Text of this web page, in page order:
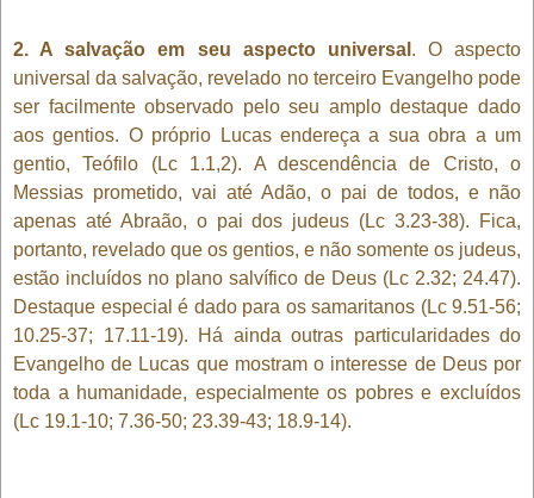
2. A salvação em seu aspecto universal . O aspecto
universal da salvação, revelado no terceiro Evangelho pode
ser facilmente observado pelo seu amplo destaque dado
aos gentios. O próprio Lucas endereça a sua obra a um
gentio, Teófilo (Lc 1.1,2). A descendência de Cristo, o
Messias prometido, vai até Adão, o pai de todos, e não
apenas até Abraão, o pai dos judeus (Lc 3.23-38). Fica,
portanto, revelado que os gentios, e não somente os judeus,
estão incluídos no plano salvífico de Deus (Lc 2.32; 24.47).
Destaque especial é dado para os samaritanos (Lc 9.51-56;
10.25-37; 17.11-19). Há ainda outras particularidades do
Evangelho de Lucas que mostram o interesse de Deus por
toda a humanidade, especialmente os pobres e excluídos
(Lc 19.1-10; 7.36-50; 23.39-43; 18.9-14).